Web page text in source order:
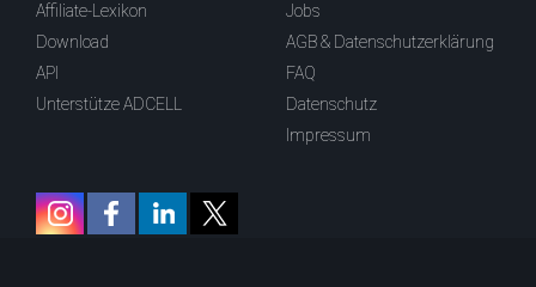
Affiliate-Lexikon
Download
API
Unterstütze ADCELL
Jobs
AGB & Datenschutzerklärung
FAQ
Datenschutz
Impressum